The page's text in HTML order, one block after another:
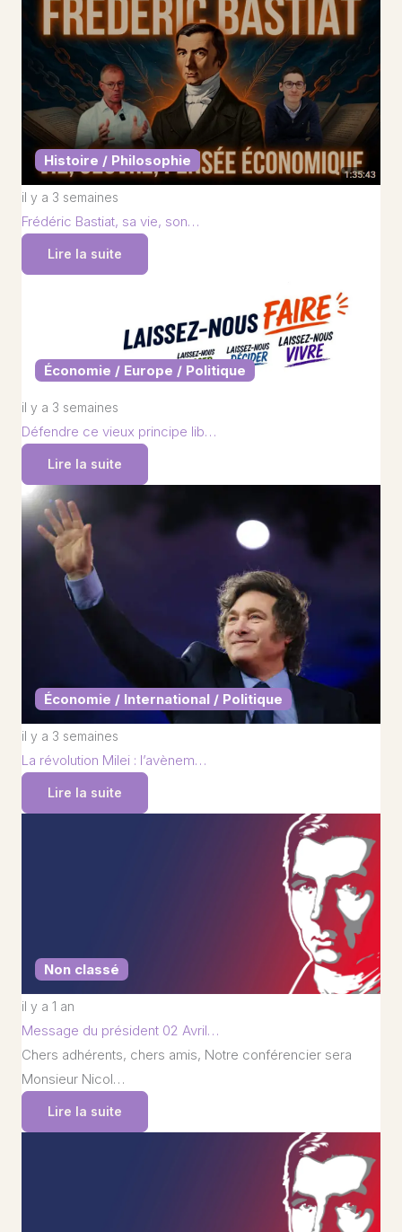
Histoire / Philosophie
il y a 3 semaines
Frédéric Bastiat, sa vie, son…
Lire la suite
Économie / Europe / Politique
il y a 3 semaines
Défendre ce vieux principe lib…
Lire la suite
Économie / International / Politique
il y a 3 semaines
La révolution Milei : l’avènem…
Lire la suite
Non classé
il y a 1 an
Message du président 02 Avril…
Chers adhérents, chers amis, Notre conférencier sera
Monsieur Nicol…
Lire la suite